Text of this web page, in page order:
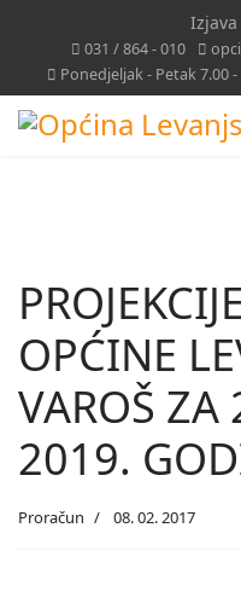
031 / 864 - 010
Ponedjeljak - Petak 7.00
OPĆINE
VAROŠ
2019.
Proračun 08. 02. 2017